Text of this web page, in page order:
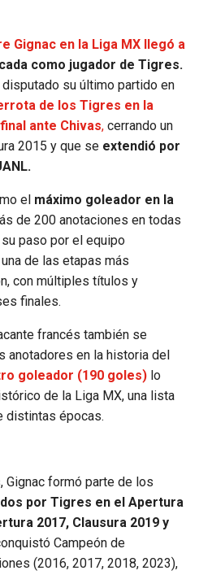
Gignac en la Liga MX llegó a
como jugador de Tigres.
su último partido en
de los Tigres en la
ante Chivas, cerrando un
2015 y que se extendió por
el máximo goleador en la
de 200 anotaciones en todas
paso por el equipo
de las etapas más
con múltiples títulos y
finales.
francés también se
en la historia del
goleador (190 goles) lo
de la Liga MX, una lista
distintas épocas.
formó parte de los
por Tigres en el Apertura
2017, Clausura 2019 y
Campeón de
(2016, 2017, 2018, 2023),